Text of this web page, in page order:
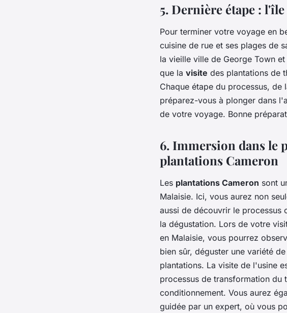
5. Dernière étape :
Pour terminer votre voyage en
cuisine de rue et ses plages de
la vieille ville de George Town
que la visite des plantations de
Chaque étape du processus, de
préparez-vous à plonger dans
de votre voyage. Bonne
6. Immersion dans le
plantations Cameron
Les plantations Cameron sont
Malaisie. Ici, vous aurez non
aussi de découvrir le processus
la dégustation. Lors de votre
en Malaisie, vous pourrez
bien sûr, déguster une variété
plantations. La visite de l'usine
processus de transformation du
conditionnement. Vous aurez
guidée par un expert, où vous